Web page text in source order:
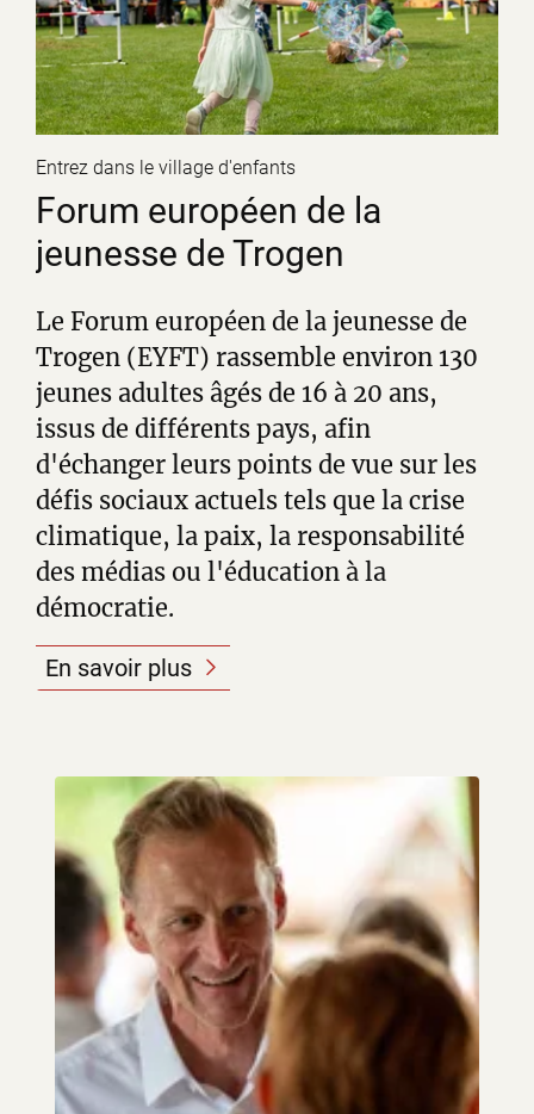
Entrez dans le village d'enfants
Forum européen de la
jeunesse de Trogen
Le Forum européen de la jeunesse de
Trogen (EYFT) rassemble environ 130
jeunes adultes âgés de 16 à 20 ans,
issus de différents pays, afin
d'échanger leurs points de vue sur les
défis sociaux actuels tels que la crise
climatique, la paix, la responsabilité
des médias ou l'éducation à la
démocratie.
En savoir plus